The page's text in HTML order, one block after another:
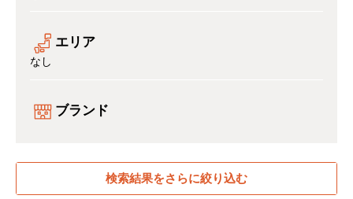
エリア
なし
ブランド
検索結果をさらに絞り込む